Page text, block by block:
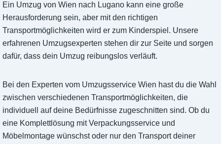
Ein Umzug von Wien nach Lugano kann eine große
Herausforderung sein, aber mit den richtigen
Transportmöglichkeiten wird er zum Kinderspiel. Unsere
erfahrenen Umzugsexperten stehen dir zur Seite und sorgen
dafür, dass dein Umzug reibungslos verläuft.
Bei den Experten vom Umzugsservice Wien hast du die Wahl
zwischen verschiedenen Transportmöglichkeiten, die
individuell auf deine Bedürfnisse zugeschnitten sind. Ob du
eine Komplettlösung mit Verpackungsservice und
Möbelmontage wünschst oder nur den Transport deiner